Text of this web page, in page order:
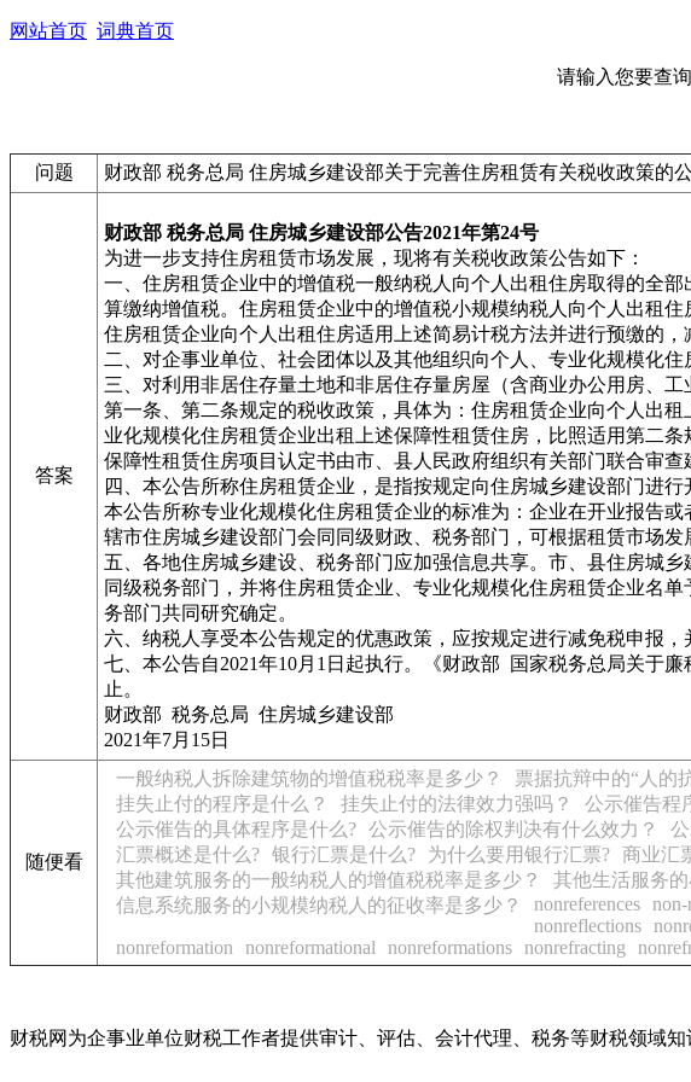
网站首页 词典首页
请输入您要查
问题 财政部 税务总局 住房城乡建设部关于完善住房租赁有关税收政策的
答案
财政部 税务总局 住房城乡建设部公告2021年第24号
为进一步支持住房租赁市场发展，现将有关税收政策公告如下：
一、住房租赁企业中的增值税一般纳税人向个人出租住房取得的全
算缴纳增值税。住房租赁企业中的增值税小规模纳税人向个人出租住
住房租赁企业向个人出租住房适用上述简易计税方法并进行预缴的，
二、对企事业单位、社会团体以及其他组织向个人、专业化规模化
三、对利用非居住存量土地和非居住存量房屋（含商业办公用房、
第一条、第二条规定的税收政策，具体为：住房租赁企业向个人出
业化规模化住房租赁企业出租上述保障性租赁住房，比照适用第二条
保障性租赁住房项目认定书由市、县人民政府组织有关部门联合审查
四、本公告所称住房租赁企业，是指按规定向住房城乡建设部门进
本公告所称专业化规模化住房租赁企业的标准为：企业在开业报告
辖市住房城乡建设部门会同同级财政、税务部门，可根据租赁市场
五、各地住房城乡建设、税务部门应加强信息共享。市、县住房城
同级税务部门，并将住房租赁企业、专业化规模化住房租赁企业名
务部门共同研究确定。
六、纳税人享受本公告规定的优惠政策，应按规定进行减免税申报
七、本公告自2021年10月1日起执行。《财政部 国家税务总局关于
止。
财政部 税务总局 住房城乡建设部
2021年7月15日
随便看
一般纳税人拆除建筑物的增值税税率是多少？ 票据抗辩中的“人的
挂失止付的程序是什么？
挂失止付的法律效力强吗？ 公示催告程
公示催告的具体程序是什么? 公示催告的除权判决有什么效力？
汇票概述是什么? 银行汇票是什么? 为什么要用银行汇票? 商业汇
其他建筑服务的一般纳税人的增值税税率是多少？
其他生活服务
信息系统服务的小规模纳税人的征收率是多少？
nonreferences
nonreflections
nonreformation
nonreformational nonreformations nonrefracting
财税网为企事业单位财税工作者提供审计、评估、会计代理、税务等财税领域